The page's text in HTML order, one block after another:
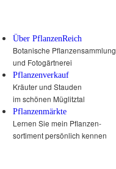
Über PflanzenReich
Botanische Pflanzensammlung
und Fotogärtnerei
Pflanzenverkauf
Kräuter und Stauden
im schönen Müglitztal
Pflanzenmärkte
Lernen Sie mein Pflanzen-
sortiment persönlich kennen